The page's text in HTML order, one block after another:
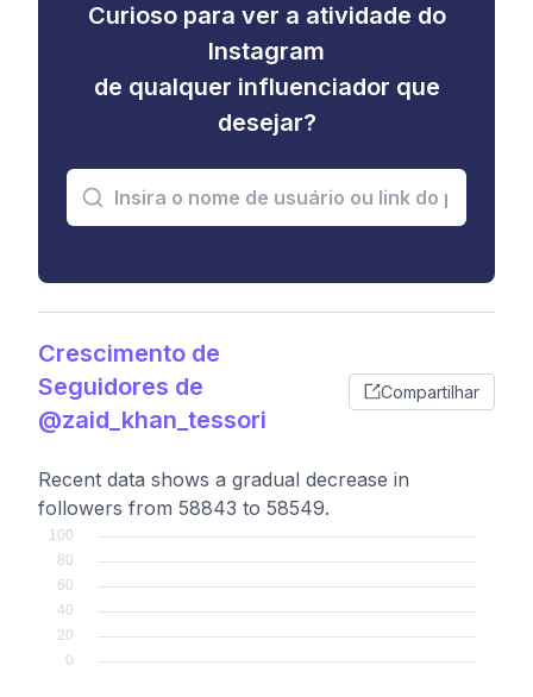
Curioso para ver a atividade do
Instagram
de qualquer influenciador que
desejar?
Crescimento de
Seguidores de
@zaid_khan_tessori
Compartilhar
Recent data shows a gradual decrease in
followers from 58843 to 58549.